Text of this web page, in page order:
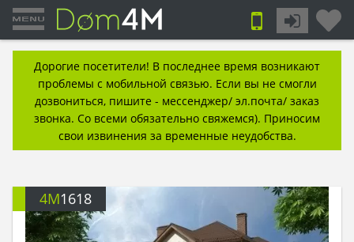
Дорогие посетители! В последнее время возникают
проблемы с мобильной связью. Если вы не смогли
дозвониться, пишите - мессенджер/ эл.почта/ заказ
звонка. Со всеми обязательно свяжемся). Приносим
свои извинения за временные неудобства.
4M1618